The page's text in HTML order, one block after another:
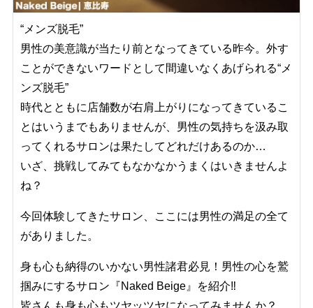
“メンズ脱毛”
男性の美意識が当たり前となってきている昨今。外す
ことができないワードとして間違いなくあげられる“メ
ンズ脱毛”
時代とともに店舗数が右肩上がりになってきているこ
とはいうまでもありませんが、男性の気持ちを汲み取
ってくれるサロンは果たしてどれだけあるのか…
いざ、挑戦してみてもなかなかうまくはいきませんよ
ね？
今回体験してきたサロン、ここには男性の満足の全て
がありました。
身も心も納得のいかない男性諸君必見！男性の心を鷲
掴みにするサロン『Naked Beige』を紹介‼︎
皆さんも身も心もツヤッツヤになってみませんか？